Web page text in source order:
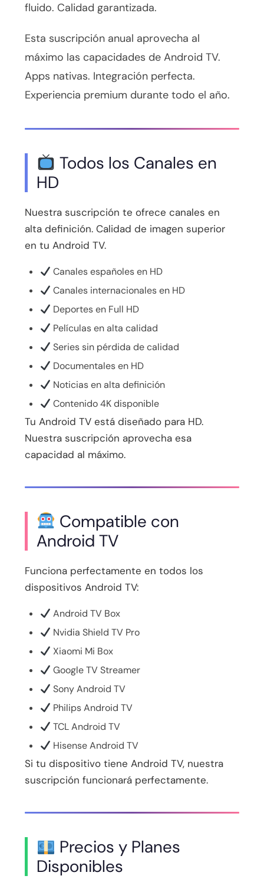
fluido. Calidad garantizada.
Esta suscripción anual aprovecha al
máximo las capacidades de Android TV.
Apps nativas. Integración perfecta.
Experiencia premium durante todo el año.
Todos los Canales en
HD
Nuestra suscripción te ofrece canales en
alta definición. Calidad de imagen superior
en tu Android TV.
Canales españoles en HD
Canales internacionales en HD
Deportes en Full HD
Películas en alta calidad
Series sin pérdida de calidad
Documentales en HD
Noticias en alta definición
Contenido 4K disponible
Tu Android TV está diseñado para HD.
Nuestra suscripción aprovecha esa
capacidad al máximo.
Compatible con
Android TV
Funciona perfectamente en todos los
dispositivos Android TV:
Android TV Box
Nvidia Shield TV Pro
Xiaomi Mi Box
Google TV Streamer
Sony Android TV
Philips Android TV
TCL Android TV
Hisense Android TV
Si tu dispositivo tiene Android TV, nuestra
suscripción funcionará perfectamente.
Precios y Planes
Disponibles